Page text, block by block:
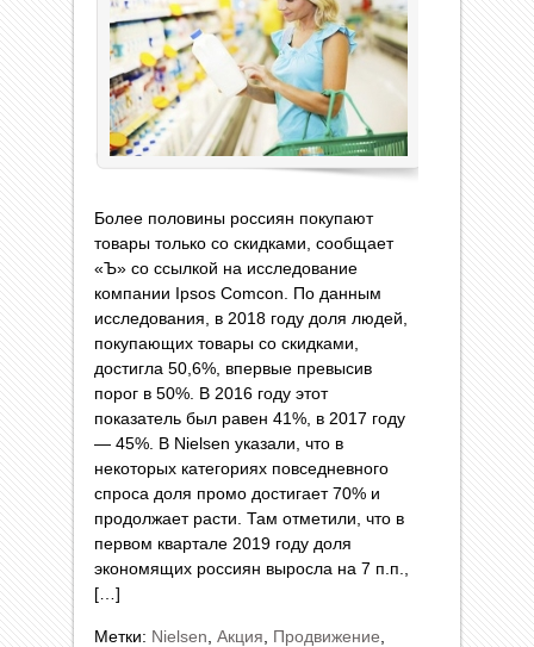
Более половины россиян покупают
товары только со скидками, сообщает
«Ъ» со ссылкой на исследование
компании Ipsos Comcon. По данным
исследования, в 2018 году доля людей,
покупающих товары со скидками,
достигла 50,6%, впервые превысив
порог в 50%. В 2016 году этот
показатель был равен 41%, в 2017 году
— 45%. В Nielsen указали, что в
некоторых категориях повседневного
спроса доля промо достигает 70% и
продолжает расти. Там отметили, что в
первом квартале 2019 году доля
экономящих россиян выросла на 7 п.п.,
[…]
Метки: Nielsen Акция Продвижение